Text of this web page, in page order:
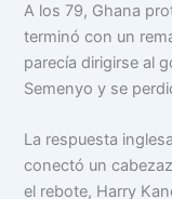
A los 79, Ghana
terminó con un
parecía dirigirse al
Semenyo y se
La respuesta
conectó un
el rebote, Harry